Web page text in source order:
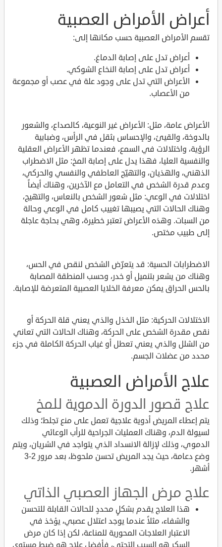
أعراض الأمراض العصبية
تقسم الأمراض العصبية حسب مكانها إلى:
أعراض تدل على إصابة الدماغ.
أعراض تدل على إصابة النخاع الشوكي.
الأعراض التي تدل على وجود علة في عصب أو مجموعة
من الأعصاب.
الأعراض عامة، مثل: الأعراض غير النوعية، كالصداع، والشعور
بالدوخة، والقيئ، والإحساس بثقل في الرأس، وضبابية
الرؤية، واختلالات في السمع، فعندما تظهر الأعراض العقلية
والنفسية العليا، فهذا يدل على إصابة المخ: مثل الاضطراب
الذهني، والهذيان، والتهيّج العاطفي والنفسي والحركي،
وعدم قدرة الشخص في التعامل مع الآخرين، وهناك أيضاً
اختلالات في الوعي: مثل شعور الشخص بالنعاس، والتهيج،
وهناك الحالات التي يصيبها تغييب كامل في الوعي وحالة
من السبات. وهذه الأعراض تعتبر خطيرة، وهي بحاجة عاجلة
إلى طبيب مختص.
الاضطرابات الحسية: قد يتعرّض الشخص لنقص في الحس،
وهناك من يشعر بتنميل أو خدر، وحسب المنطقة المصابة
بالحس الحراق يمكن معرفة الخلايا العصبية المتعرضة للإصابة.
الاختلالات الحركية: مثل الخذل والذي يعني قلة الحركة أو
نقص مقدرة الشخص على الحركة، وهناك الحالات التي تعاني
من الشلل والذي يعني تعطل أو غياب الحركة الكاملة في جزء
محدد من عضلات الجسم.
علاج الأمراض العصبية
علاج قصور الدورة الدموية للمخ
يتم إعطاء المريض أدوية علاجية تعمل على منع تجلط؛ وذلك
لسيولة الدم، وهناك العمليات الجراحية للرأب الوعائي
الدموي، وذلك لإزالة الانسداد الذي يتواجد في الشريان، ويتم
وضع دعامة، حيث يجد المريض تحسن ملحوظ، بعد مرور 2-3
أشهر.
علاج مرض الجهاز العصبي الذاتي
هذا العلاج يقدم بشكلٍ محددٍ للحالات القابلة للتحسن
والشفاء، مثلاً عندما يوجد اعتلال عصبي، يؤخذ في
الاعتبار العلاجات المحورية للمناعة، لكن إذا كان مرض